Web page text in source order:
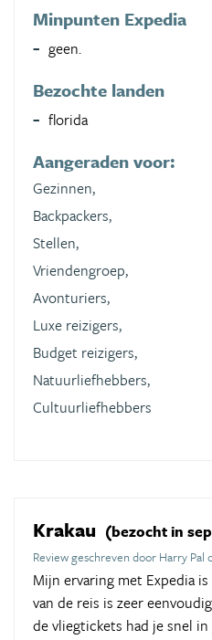
Minpunten Expedia
geen.
Bezochte landen
florida
Aangeraden voor:
Gezinnen,
Backpackers,
Stellen,
Vriendengroep,
Avonturiers,
Luxe reizigers,
Budget reizigers,
Natuurliefhebbers,
Cultuurliefhebbers
Krakau (bezocht in
Review geschreven door Harry Pal
Mijn ervaring met Expedia
van de reis is zeer
de vliegtickets had je snel